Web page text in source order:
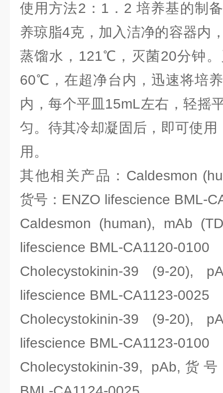
使用方法2：1．2 培养基的制
养琼脂4克，加入洁净的容器内
蒸馏水，121℃，灭菌20分钟
60℃，在超净台内，迅速将培
内，每个平皿15mL左右，轻摇
匀。待其冷却凝固后，即可使
用。
其他相关产品：Caldesmon
货号：ENZO lifescience BML-
Caldesmon (human), mAb
lifescience BML-CA1120-0100
Cholecystokinin-39 (9-20),
lifescience BML-CA1123-0025
Cholecystokinin-39 (9-20),
lifescience BML-CA1123-0100
Cholecystokinin-39, pAb,货